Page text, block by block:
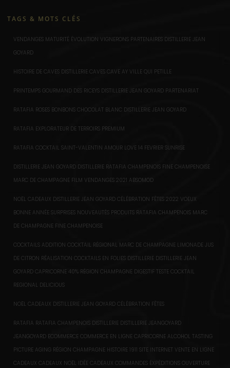
TAGS & MOTS CLÉS
VENDANGES MATURITÉ ÉVOLUTION VIGNERONS PARTENAIRES DISTILLERIE JEAN
GOYARD
HISTOIRE DE CAVES DISTILLERIE CAVES CAVE AY VILLE QUI PETILLE
PRINTEMPS GOURMAND DES RICEYS DISTILLERIE JEAN GOYARD PARTENARIAT
RATAFIA ROSES BONBONS CHOCOLAT BLANC DISTILLERIE JEAN GOYARD
RATAFIA EXPLORATEUR DE TERROIRS PREMIUM
RATAFIA COCKTAIL SAINT-VALENTIN AMOUR LOVE 14 FEVRIER SUNRISE
DISTILLERIE JEAN GOYARD DISTILLERIE RATAFIA CHAMPENOIS FINE CHAMPENOISE
MARC DE CHAMPAGNE FILM VENDANGES 2021 ABSOMOD
NOËL CADEAUX DISTILLERIE JEAN GOYARD CÉLÉBRATION FÊTES 2022 VOEUX
BONNE ANNÉE SURPRISES NOUVEAUTÉS PRODUITS RATAFIA CHAMPENOIS MARC
DE CHAMPAGNE FINE CHAMPENOISE
COCKTAILS ADDITION COCKTAIL RÉGIONAL MARC DE CHAMPAGNE LIMONADE JUS
DE CITRON RÉALISATION COCKTAILS EN FOLIES DISTILLERIE DISTILLERIE JEAN
GOYARD CAPRICORNE 40% RÉGION CHAMPAGNE DIGESTIF TESTE COCKTAIL
REGIONAL DELICIOUS
NOËL CADEAUX DISTILLERIE JEAN GOYARD CÉLÉBRATION FÊTES
RATAFIA RATAFIA CHAMPENOIS DISTILLERIE DISTILLERIE JEANGOYARD
JEANGOYARD ECOMMERCE COMMERCE EN LIGNE CAPRICORNE ALCOHOL TASTING
PICTURE AGING RÉGION CHAMPAGNE HISTOIRE 1911 SITE INTERNET VENTE EN LIGNE
CADEAUX CADEAUX NOËL IDÉE CADEAUX COMMANDES ÉXPÉDITIONS OUVERTURE